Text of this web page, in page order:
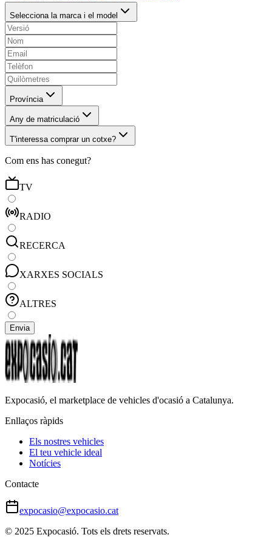
Selecciona la marca i el model
Província
Any de matriculació
T'interessa comprar un cotxe?
Com ens has conegut?
TV
RADIO
RECERCA
XARXES SOCIALS
ALTRES
Envia
Expocasió, el marketplace de vehicles d'ocasió a Catalunya.
Enllaços ràpids
Els nostres vehicles
El teu vehicle ideal
Notícies
Contacte
expocasio@expocasio.cat
© 2025 Expocasió. Tots els drets reservats.